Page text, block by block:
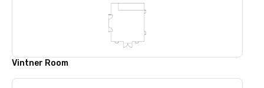
Vintner Room